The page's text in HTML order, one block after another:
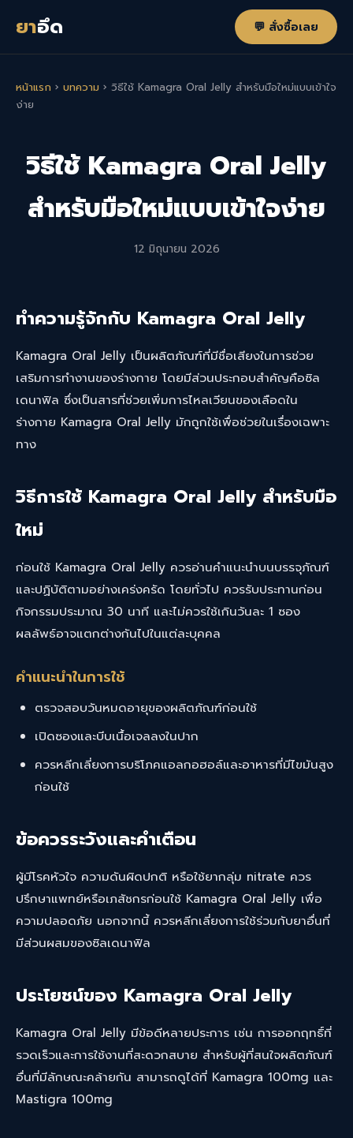
ยาอึด 💬 สั่งซื้อเลย
หน้าแรก › บทความ › วิธีใช้ Kamagra Oral Jelly สำหรับมือใหม่แบบเข้าใจ
ง่าย
วิธีใช้ Kamagra Oral Jelly
สำหรับมือใหม่แบบเข้าใจง่าย
12 มิถุนายน 2026
ทำความรู้จักกับ Kamagra Oral Jelly
Kamagra Oral Jelly เป็นผลิตภัณฑ์ที่มีชื่อเสียงในการช่วย
เสริมการทำงานของร่างกาย โดยมีส่วนประกอบสำคัญคือซิล
เดนาฟิล ซึ่งเป็นสารที่ช่วยเพิ่มการไหลเวียนของเลือดใน
ร่างกาย Kamagra Oral Jelly มักถูกใช้เพื่อช่วยในเรื่องเฉพาะ
ทาง
วิธีการใช้ Kamagra Oral Jelly สำหรับมือ
ใหม่
ก่อนใช้ Kamagra Oral Jelly ควรอ่านคำแนะนำบนบรรจุภัณฑ์
และปฏิบัติตามอย่างเคร่งครัด โดยทั่วไป ควรรับประทานก่อน
กิจกรรมประมาณ 30 นาที และไม่ควรใช้เกินวันละ 1 ซอง
ผลลัพธ์อาจแตกต่างกันไปในแต่ละบุคคล
คำแนะนำในการใช้
ตรวจสอบวันหมดอายุของผลิตภัณฑ์ก่อนใช้
เปิดซองและบีบเนื้อเจลลงในปาก
ควรหลีกเลี่ยงการบริโภคแอลกอฮอล์และอาหารที่มีไขมันสูง
ก่อนใช้
ข้อควรระวังและคำเตือน
ผู้มีโรคหัวใจ ความดันผิดปกติ หรือใช้ยากลุ่ม nitrate ควร
ปรึกษาแพทย์หรือเภสัชกรก่อนใช้ Kamagra Oral Jelly เพื่อ
ความปลอดภัย นอกจากนี้ ควรหลีกเลี่ยงการใช้ร่วมกับยาอื่นที่
มีส่วนผสมของซิลเดนาฟิล
ประโยชน์ของ Kamagra Oral Jelly
Kamagra Oral Jelly มีข้อดีหลายประการ เช่น การออกฤทธิ์ที่
รวดเร็วและการใช้งานที่สะดวกสบาย สำหรับผู้ที่สนใจผลิตภัณฑ์
อื่นที่มีลักษณะคล้ายกัน สามารถดูได้ที่ Kamagra 100mg และ
Mastigra 100mg